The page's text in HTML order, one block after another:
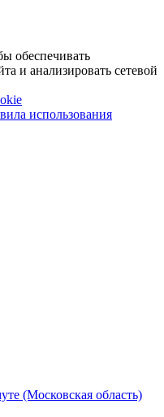
обеспечивать
и анализировать сетевой
использования
(Московская область)